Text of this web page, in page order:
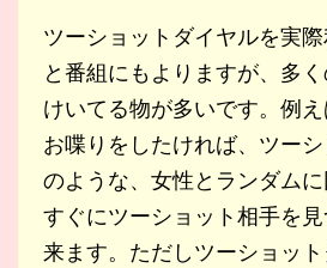
ツーショットダイヤルを実
と番組にもよりますが、多
けいてる物が多いです。例
お喋りをしたければ、ツー
のような、女性とランダムに
すぐにツーショット相手を
来ます。ただしツーショッ